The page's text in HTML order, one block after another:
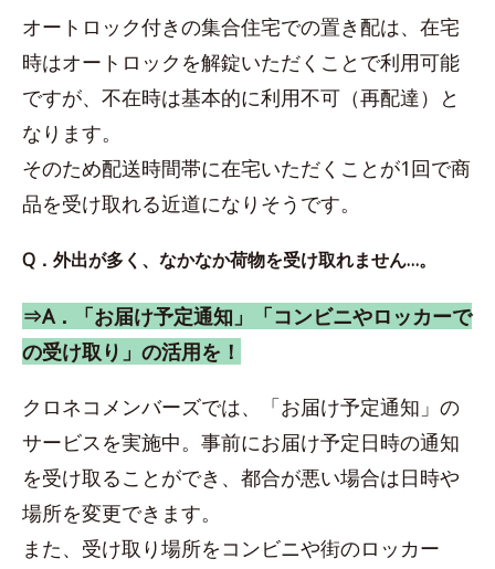
オートロック付きの集合住宅での置き配は、在宅
時はオートロックを解錠いただくことで利用可能
ですが、不在時は基本的に利用不可（再配達）と
なります。
そのため配送時間帯に在宅いただくことが1回で商
品を受け取れる近道になりそうです。
Q．外出が多く、なかなか荷物を受け取れません…。
⇒A．「お届け予定通知」「コンビニやロッカーで
の受け取り」の活用を！
クロネコメンバーズでは、「お届け予定通知」の
サービスを実施中。事前にお届け予定日時の通知
を受け取ることができ、都合が悪い場合は日時や
場所を変更できます。
また、受け取り場所をコンビニや街のロッカー